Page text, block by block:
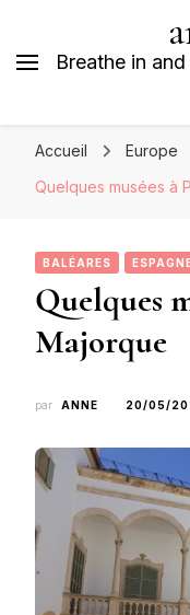
Breathe in
Accueil Europe
Quelques musées à
BALÉARES
Quelques
Majorque
par ANNE 20/05/